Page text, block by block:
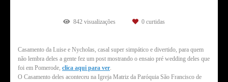
842 visualizações 0 curtidas
Casamento da Luise e Nycholas, casal super simpático e divertido, para quem
não lembra deles a gente fez um post mostrando o ensaio pré wedding deles que
foi em Pomerode, clica aqui para ver.
O Casamento deles aconteceu na Igreja Matriz da Paróquia São Francisco de